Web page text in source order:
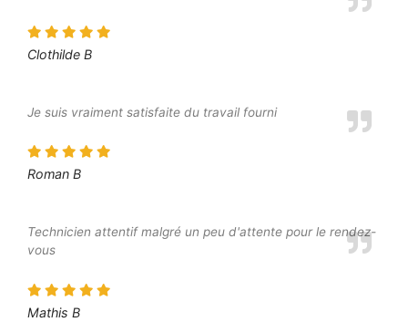
Clothilde B
Je suis vraiment satisfaite du travail fourni
Roman B
Technicien attentif malgré un peu d'attente pour le rendez-
vous
Mathis B